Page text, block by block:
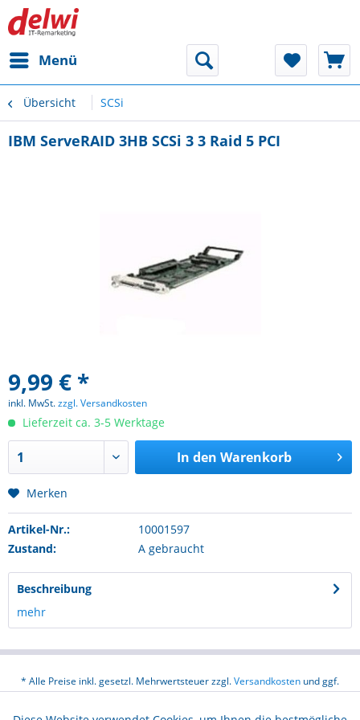
Menü
Übersicht SCSi
IBM ServeRAID 3HB SCSi 3 3 Raid 5 PCI
9,99 € *
inkl. MwSt.zzgl. Versandkosten
Lieferzeit ca. 3-5 Werktage
In den Warenkorb
Merken
Artikel-Nr.:
10001597
Zustand:
A gebraucht
Beschreibung
mehr
* Alle Preise inkl. gesetzl. Mehrwertsteuer zzgl.Versandkosten und ggf.